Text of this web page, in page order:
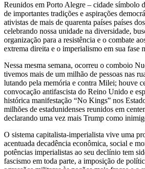
Reunidos em Porto Alegre – cidade símbolo
de importantes tradições e aspirações
ativistas de mais de quarenta países países
celebrando nossa unidade na diversidade,
organização para a resistência e o combate
extrema direita e o imperialismo em sua fase
Nessa mesma semana, ocorreu o comboio
tivemos mais de um milhão de pessoas nas
lutando pela memória e contra Milei; houve
convocação antifascista do Reino Unido e
histórica manifestação “No Kings” nos
milhões de estadunidenses reunidos em
declarando uma vez mais Trump como
O sistema capitalista-imperialista vive uma
acentuada decadência econômica, social e
potências imperialistas ao seu declínio tem
fascismo em toda parte, a imposição de